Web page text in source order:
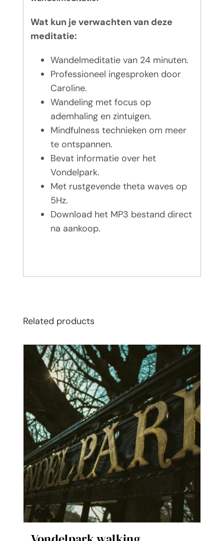
Wat kun je verwachten van deze
meditatie:
Wandelmeditatie van 24 minuten.
Professioneel ingesproken door
Caroline.
Wandeling met focus op
ademhaling en zintuigen.
Mindfulness technieken om meer
te ontspannen.
Bevat informatie over het
Vondelpark.
Met rustgevende theta waves op
5Hz.
Download het MP3 bestand direct
na aankoop.
Related products